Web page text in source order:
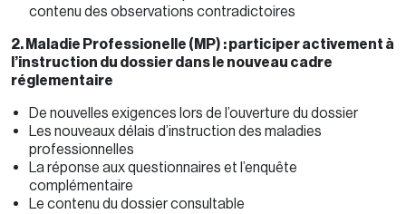
contenu des observations contradictoires
2. Maladie Professionelle (MP) : participer activement à
l’instruction du dossier dans le nouveau cadre
réglementaire
De nouvelles exigences lors de l’ouverture du dossier
Les nouveaux délais d’instruction des maladies
professionnelles
La réponse aux questionnaires et l’enquête
complémentaire
Le contenu du dossier consultable